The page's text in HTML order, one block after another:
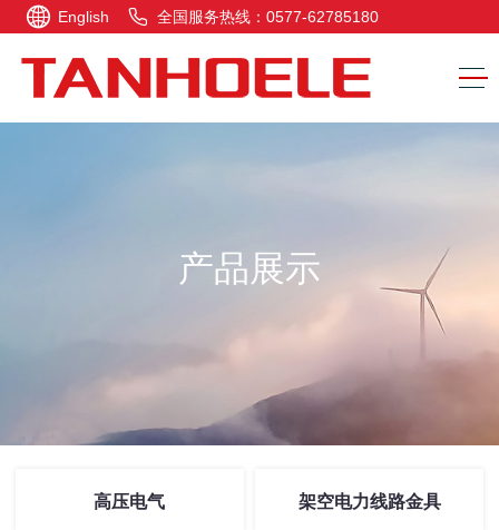
English 全国服务热线：0577-62785180
产品展示
高压电气 架空电力线路金具